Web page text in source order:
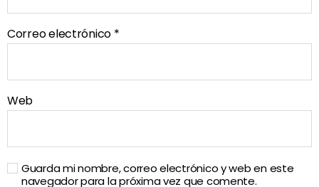
Correo electrónico *
Web
Guarda mi nombre, correo electrónico y web en este
navegador para la próxima vez que comente.